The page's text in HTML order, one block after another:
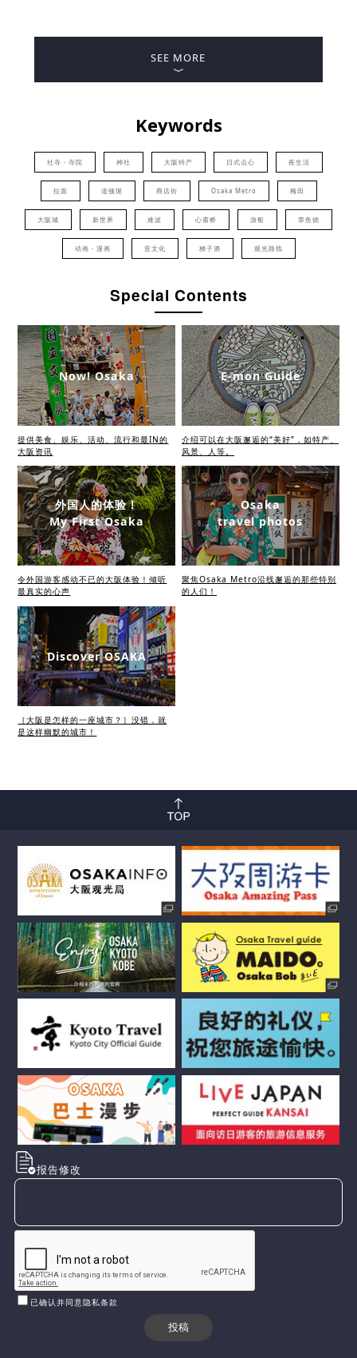
SEE MORE
Keywords
社寺・寺院 神社 大阪特产 日式点心 夜生活
拉面 道顿堀 商店街 Osaka Metro 梅田
大阪城 新世界 难波 心斋桥 游船 章鱼烧
动画・漫画 亚文化 梯子酒 观光路线
Special Contents
Now! Osaka
提供美食、娱乐、活动、流行和最IN的
大阪资讯
E-mon Guide
介绍可以在大阪邂逅的“美好”，如特产、
风景、人等。
外国人的体验！
My First Osaka
令外国游客感动不已的大阪体验！倾听
最真实的心声
Osaka
travel photos
聚焦Osaka Metro沿线邂逅的那些特别
的人们！
Discover OSAKA
［大阪是怎样的一座城市？］没错，就
是这样幽默的城市！
报告修改
已确认并同意隐私条款